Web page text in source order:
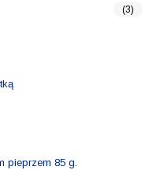
(3)
pieprzem 85 g.